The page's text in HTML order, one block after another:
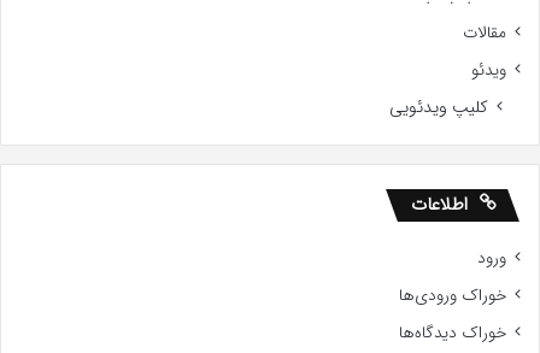
مقالات
ویدئو
کلیپ ویدئویی
اطلاعات
ورود
خوراک ورودی‌ها
خوراک دیدگاه‌ها